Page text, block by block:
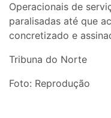
Operacionais de
paralisadas até que
concretizado e
Tribuna do Norte
Foto: Reprodução